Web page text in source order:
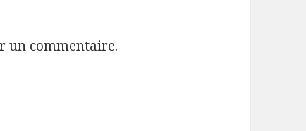
un commentaire.